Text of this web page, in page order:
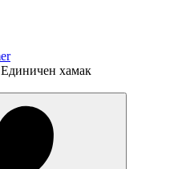
Единичен хамак